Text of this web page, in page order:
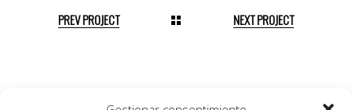
PREV PROJECT NEXT PROJECT